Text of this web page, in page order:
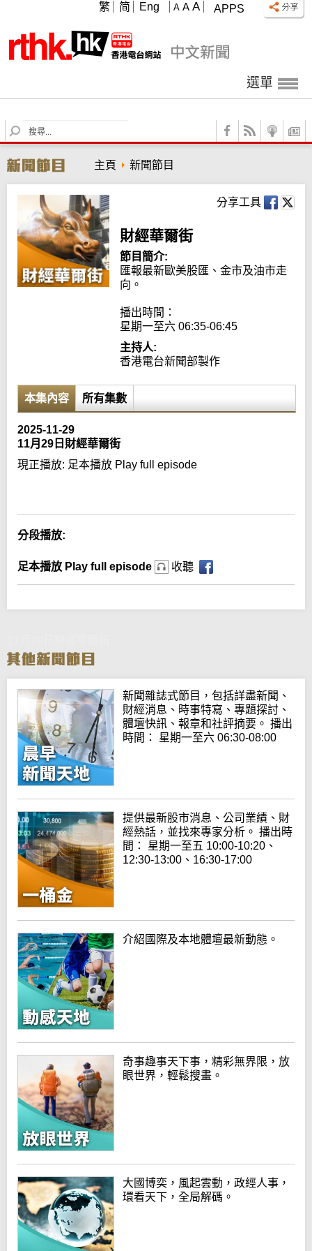
APPS
A A A
繁 简 Eng
選單
S
e
r
c
h
主頁 新聞節目
分享工具
財經華爾街
節目簡介:
匯報最新歐美股匯、金市及油市走
向。
播出時間：
星期一至六 06:35-06:45
主持人:
香港電台新聞部製作
本集內容 所有集數
2025-11-29
11月29日財經華爾街
現正播放: 足本播放 Play full episode
分段播放:
足本播放 Play full episode 收聽
新聞雜誌式節目，包括詳盡新聞、
財經消息、時事特寫、專題探討、
體壇快訊、報章和社評摘要。 播出
時間： 星期一至六 06:30-08:00
提供最新股市消息、公司業績、財
經熱話，並找來專家分析。 播出時
間： 星期一至五 10:00-10:20、
12:30-13:00、16:30-17:00
介紹國際及本地體壇最新動態。
奇事趣事天下事，精彩無界限，放
眼世界，輕鬆搜畫。
大國博奕，風起雲動，政經人事，
環看天下，全局解碼。